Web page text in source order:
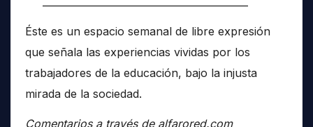
Éste es un espacio semanal de libre expresión
que señala las experiencias vividas por los
trabajadores de la educación, bajo la injusta
mirada de la sociedad.
Comentarios a través de alfarored.com